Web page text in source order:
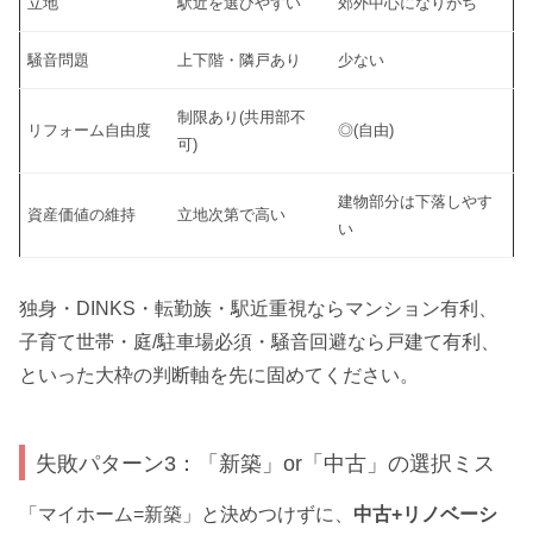
騒音問題 上下階・隣戸あり 少ない
リフォーム自由度
制限あり(共用部不
可)
◎(自由)
資産価値の維持 立地次第で高い
建物部分は下落しやす
い
独身・DINKS・転勤族・駅近重視ならマンション有利、
子育て世帯・庭/駐車場必須・騒音回避なら戸建て有利、
といった大枠の判断軸を先に固めてください。
失敗パターン3：「新築」or「中古」の選択ミス
「マイホーム=新築」と決めつけずに、 中古+リノベーシ